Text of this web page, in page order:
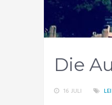
Die
16 JULI